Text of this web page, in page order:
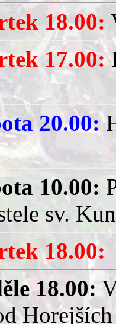
18.00:
17.00:
20.00:
10.00:
sv.
18.00:
18.00: